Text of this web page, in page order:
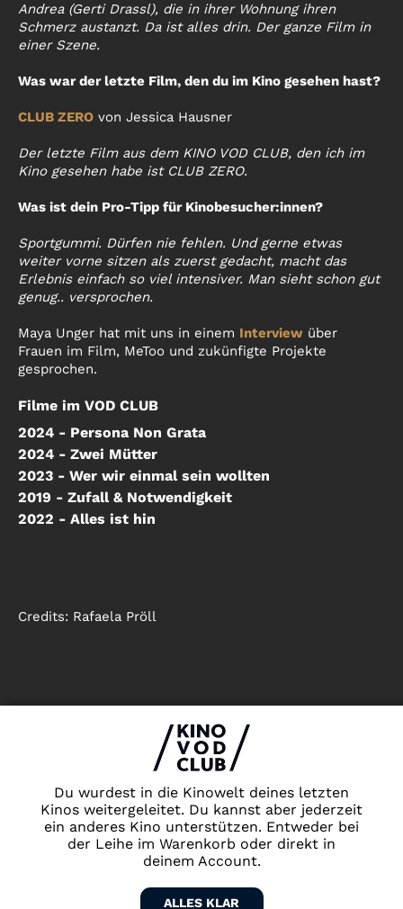
Du wurdest in die Kinowelt deines letzten
Kinos weitergeleitet. Du kannst aber jederzeit
ein anderes Kino unterstützen. Entweder bei
der Leihe im Warenkorb oder direkt in
deinem Account.
ALLES KLAR
Andrea (Gerti Drassl), die in ihrer Wohnung ihren
Schmerz austanzt. Da ist alles drin. Der ganze Film in
einer Szene.
Was war der letzte Film, den du im Kino gesehen hast?
CLUB ZERO von Jessica Hausner
Der letzte Film aus dem KINO VOD CLUB, den ich im
Kino gesehen habe ist CLUB ZERO.
Was ist dein Pro-Tipp für Kinobesucher:innen?
Sportgummi. Dürfen nie fehlen. Und gerne etwas
weiter vorne sitzen als zuerst gedacht, macht das
Erlebnis einfach so viel intensiver. Man sieht schon gut
genug.. versprochen.
Maya Unger hat mit uns in einem Interview über
Frauen im Film, MeToo und zukünfigte Projekte
gesprochen.
Filme im VOD CLUB
2024 - Persona Non Grata
2024 - Zwei Mütter
2023 - Wer wir einmal sein wollten
2019 - Zufall & Notwendigkeit
2022 - Alles ist hin
Credits: Rafaela Pröll
AGB
Kontakt
Newsletter
Partner